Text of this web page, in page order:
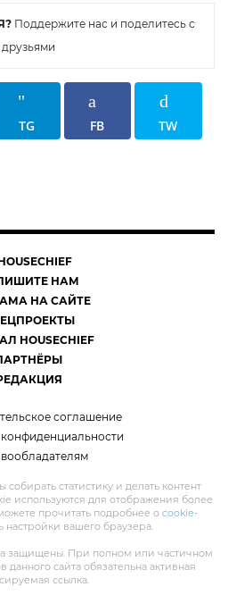
Поддержите нас и поделитесь с
друзьями
TG FB TW
НАМ
НА САЙТЕ
HOUSECHIEF
соглашение
статистику и делать контент
используются для отображения более
прочитать подробнее о cookie-
вашего браузера.
защищены. При полном или частичном
сайта обязательна активная
ссылка.